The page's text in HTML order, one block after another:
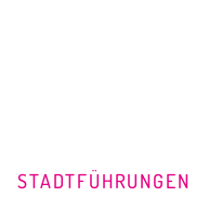
STADTFÜHRUNGEN